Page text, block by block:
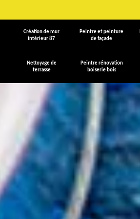
Création de mur
intérieur 87
Peintre et peinture
de façade
Nettoyage de
terrasse
Peintre rénovation
boiserie bois